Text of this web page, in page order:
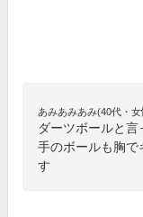
あみあみあみ(40代・女
ダーツボールと
手のボールも胸で
す